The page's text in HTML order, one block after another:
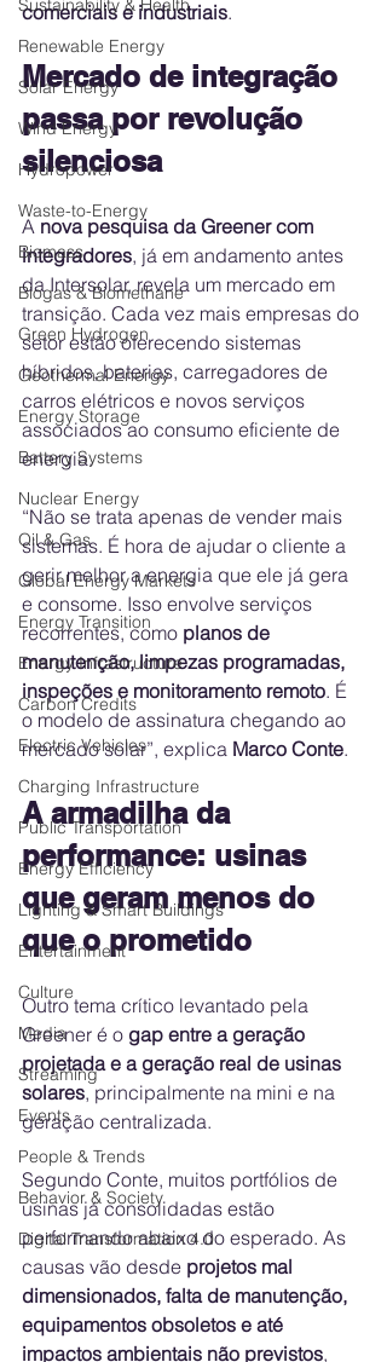
Sustainability & Health
Renewable Energy
Solar Energy
Wind Energy
Hydropower
Waste-to-Energy
Biomass
Biogas & Biomethane
Green Hydrogen
Geothermal Energy
Energy Storage
Battery Systems
Nuclear Energy
Oil & Gas
Global Energy Markets
Energy Transition
Energy Infrastructure
Carbon Credits
Electric Vehicles
Charging Infrastructure
Public Transportation
Energy Efficiency
Lighting & Smart Buildings
Entertainment
Culture
Media
Streaming
Events
People & Trends
Behavior & Society
Digital Transformation 4.0
comerciais e industriais.
Mercado de integração
passa por revolução
silenciosa
A nova pesquisa da Greener com
integradores, já em andamento antes
da Intersolar, revela um mercado em
transição. Cada vez mais empresas do
setor estão oferecendo sistemas
híbridos, baterias, carregadores de
carros elétricos e novos serviços
associados ao consumo eficiente de
energia.
“Não se trata apenas de vender mais
sistemas. É hora de ajudar o cliente a
gerir melhor a energia que ele já gera
e consome. Isso envolve serviços
recorrentes, como planos de
manutenção, limpezas programadas,
inspeções e monitoramento remoto. É
o modelo de assinatura chegando ao
mercado solar”, explica Marco Conte.
A armadilha da
performance: usinas
que geram menos do
que o prometido
Outro tema crítico levantado pela
Greener é o gap entre a geração
projetada e a geração real de usinas
solares, principalmente na mini e na
geração centralizada.
Segundo Conte, muitos portfólios de
usinas já consolidadas estão
performando abaixo do esperado. As
causas vão desde projetos mal
dimensionados, falta de manutenção,
equipamentos obsoletos e até
impactos ambientais não previstos,